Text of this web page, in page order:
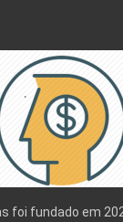
foi fundado em